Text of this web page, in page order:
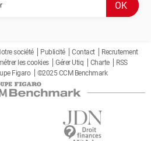
société Publicité Contact
Recrutement
les cookies Gérer Utiq Charte
RSS
Figaro ©2025 CCM Benchmark